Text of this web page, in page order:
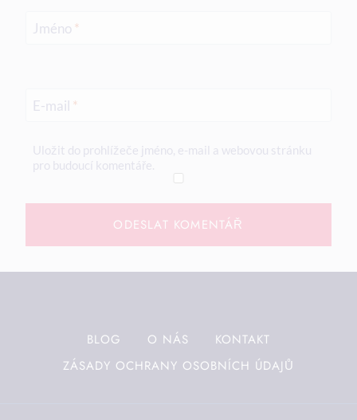
Jméno *
E-mail *
Uložit do prohlížeče jméno, e-mail a webovou stránku
pro budoucí komentáře.
BLOG O NÁS
KONTAKT
ZÁSADY OCHRANY OSOBNÍCH ÚDAJŮ